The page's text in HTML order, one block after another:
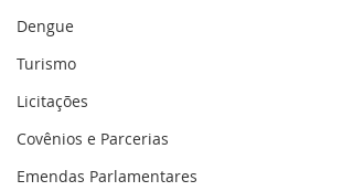
Dengue
Turismo
Licitações
Covênios e Parcerias
Emendas Parlamentares